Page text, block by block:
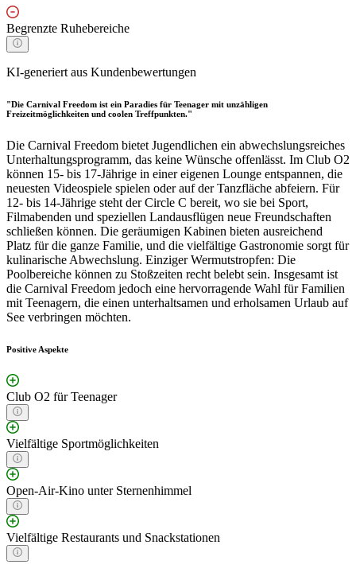
Begrenzte Ruhebereiche
KI-generiert aus Kundenbewertungen
"Die Carnival Freedom ist ein Paradies für Teenager mit unzähligen
Freizeitmöglichkeiten und coolen Treffpunkten."
Die Carnival Freedom bietet Jugendlichen ein abwechslungsreiches
Unterhaltungsprogramm, das keine Wünsche offenlässt. Im Club O2
können 15- bis 17-Jährige in einer eigenen Lounge entspannen, die
neuesten Videospiele spielen oder auf der Tanzfläche abfeiern. Für
12- bis 14-Jährige steht der Circle C bereit, wo sie bei Sport,
Filmabenden und speziellen Landausflügen neue Freundschaften
schließen können. Die geräumigen Kabinen bieten ausreichend
Platz für die ganze Familie, und die vielfältige Gastronomie sorgt für
kulinarische Abwechslung. Einziger Wermutstropfen: Die
Poolbereiche können zu Stoßzeiten recht belebt sein. Insgesamt ist
die Carnival Freedom jedoch eine hervorragende Wahl für Familien
mit Teenagern, die einen unterhaltsamen und erholsamen Urlaub auf
See verbringen möchten.
Positive Aspekte
Club O2 für Teenager
Vielfältige Sportmöglichkeiten
Open-Air-Kino unter Sternenhimmel
Vielfältige Restaurants und Snackstationen